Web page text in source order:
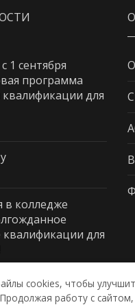
1 сентября
программа
для
в колледже
для
cookies, чтобы
работу с